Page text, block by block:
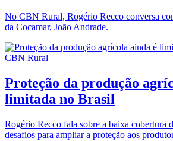
No CBN Rural, Rogério Recco conversa
da Cocamar, João Andrade.
CBN Rural
Proteção da produção
limitada no Brasil
Rogério Recco fala sobre a baixa cobertura
desafios para ampliar a proteção aos